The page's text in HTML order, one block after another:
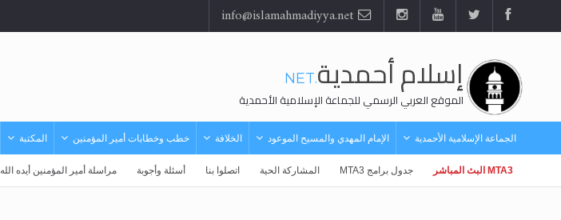
إسلام أحمدية.NET
الموقع العربي الرسمي للجماعة الإسلامية الأحمدية
الجماعة الإسلامية الأحمدية الإمام المهدي والمسيح الموعود الخلافة خطب وخطابات أمير المؤمنين المكتبة
MTA3 البث المباشر جدول برامج MTA3 المشاركة الحية اتصلوا بنا أسئلة وأجوبة مراسلة أمير المؤمنين أيده الله